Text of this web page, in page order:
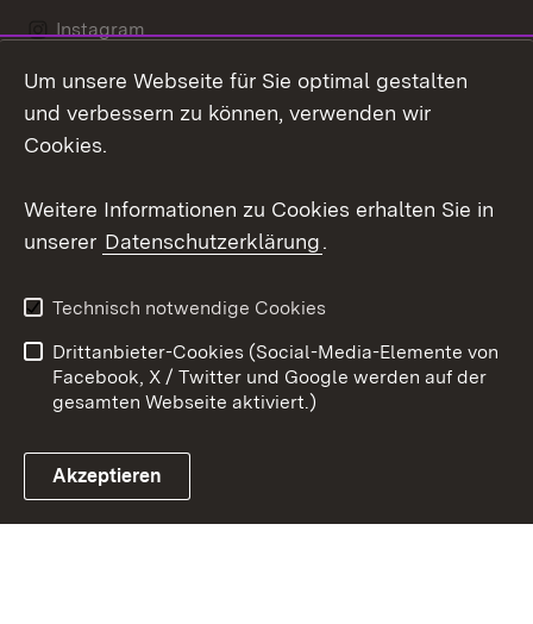
Instagram
Social Wall
Link zum Landesportal
Barrierefreiheit
Benutzungshinweise
Impressum
Cookies
Um unsere Webseite für Sie optimal gestalten
und verbessern zu können, verwenden wir
Cookies.
Weitere Informationen zu Cookies erhalten Sie in
unserer Datenschutzerklärung.
Technisch notwendige Cookies
Drittanbieter-Cookies (Social-Media-Elemente von
Facebook, X / Twitter und Google werden auf der
gesamten Webseite aktiviert.)
Akzeptieren